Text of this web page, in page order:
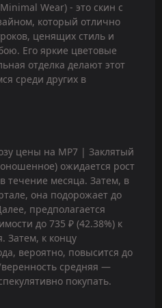
Wear) - это скин с
который отлично
ценящих стиль и
Его яркие цветовые
отделка делают этот
среди других в
цены на MP7 | Заклятый
ожидается рост
течение месяца. Затем, в
она подорожает до
предполагается
до 735 ₽ (42.38%) к
Затем, к концу
вероятно, повысится до
средняя —
покупать.